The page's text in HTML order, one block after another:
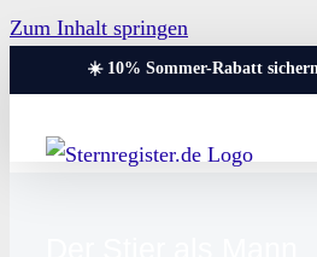
Zum Inhalt springen
☀️ 10% Sommer-Rabatt